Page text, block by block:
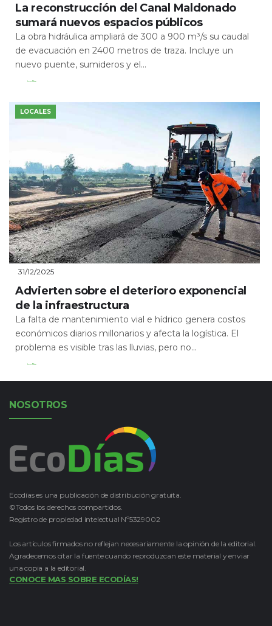
La reconstrucción del Canal Maldonado
sumará nuevos espacios públicos
La obra hidráulica ampliará de 300 a 900 m³/s su caudal
de evacuación en 2400 metros de traza. Incluye un
nuevo puente, sumideros y el...
Leer Más
LOCALES
31/12/2025
Advierten sobre el deterioro exponencial
de la infraestructura
La falta de mantenimiento vial e hídrico genera costos
económicos diarios millonarios y afecta la logística. El
problema es visible tras las lluvias, pero no...
Leer Más
NOSOTROS
Ecodías es una publicación de distribución gratuita.
©Todos los derechos compartidos.
Registro de propiedad intelectual Nº5329002
Los artículos firmados no reflejan necesariamente la opinión de la editorial.
Agradecemos citar la fuente cuando reproduzcan este material y enviar
una copia a la editorial.
CONOCE MAS SOBRE ECODÍAS!